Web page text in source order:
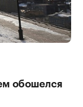
обошелся